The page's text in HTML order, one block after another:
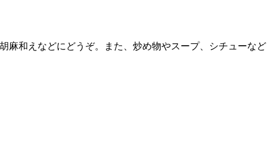
麻和えなどにどうぞ。また、炒め物やスープ、シチューなど